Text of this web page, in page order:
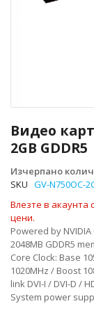
Видео
2GB GDDR5
Изчерпано
SKU GV-N750OC-
Влезте в акаунта
цени.
Powered by
2048MB GDDR5
Core Clock: Base
1020MHz / Boost
link DVI-I / DVI-D /
System power
към
началото
на
галерия
със